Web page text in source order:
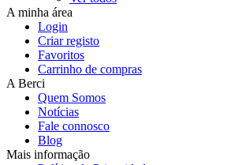
A minha área
Login
Criar registo
Favoritos
Carrinho de compras
A Berci
Quem Somos
Notícias
Fale connosco
Blog
Mais informação